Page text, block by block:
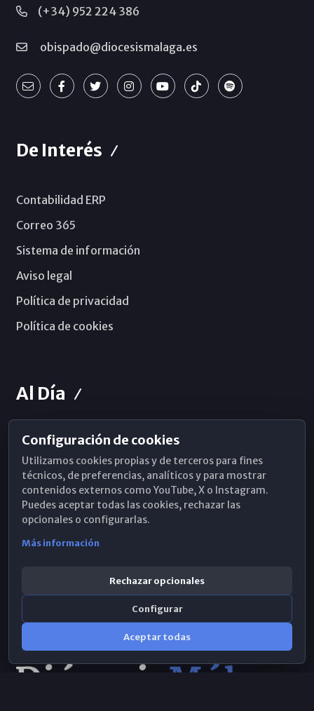
(+34) 952 224 386
obispado@diocesismalaga.es
De Interés
Contabilidad ERP
Correo 365
Sistema de información
Aviso legal
Política de privacidad
Política de cookies
Al Día
Horarios de Misa
Hemeroteca
WhatsApp
Configuración de cookies
Utilizamos cookies propias y de terceros para fines
técnicos, de preferencias, analíticos y para mostrar
contenidos externos como YouTube, X o Instagram.
Puedes aceptar todas las cookies, rechazar las
opcionales o configurarlas.
Más información
Rechazar opcionales
Configurar
Aceptar todas